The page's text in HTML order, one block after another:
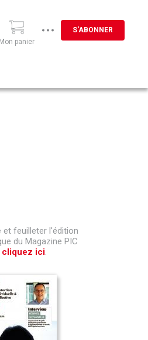
Mon panier
S'ABONNER
et feuilleter l'édition
du Magazine PIC
cliquez ici.